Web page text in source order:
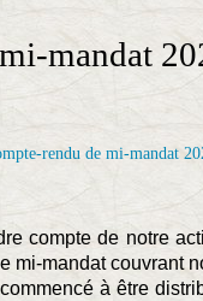
mandat
compte de notre
mi-mandat couvrant
à être